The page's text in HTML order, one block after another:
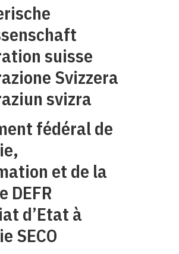
suisse
Svizzera
svizra
fédéral de
et de la
DEFR
d’Etat à
SECO